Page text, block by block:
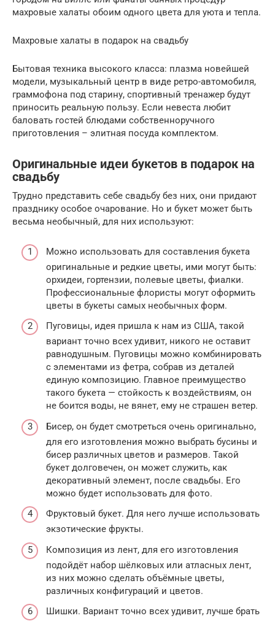
махровые халаты обоим одного цвета для уюта и тепла.
Махровые халаты в подарок на свадьбу
Бытовая техника высокого класса: плазма новейшей
модели, музыкальный центр в виде ретро-автомобиля,
граммофона под старину, спортивный тренажер будут
приносить реальную пользу. Если невеста любит
баловать гостей блюдами собственноручного
приготовления – элитная посуда комплектом.
Оригинальные идеи букетов в подарок на
свадьбу
Трудно представить себе свадьбу без них, они придают
празднику особое очарование. Но и букет может быть
весьма необычный, для них используют:
Можно использовать для составления букета
оригинальные и редкие цветы, ими могут быть:
орхидеи, гортензии, полевые цветы, фиалки.
Профессиональные флористы могут оформить
цветы в букеты самых необычных форм.
Пуговицы, идея пришла к нам из США, такой
вариант точно всех удивит, никого не оставит
равнодушным. Пуговицы можно комбинировать
с элементами из фетра, собрав из деталей
единую композицию. Главное преимущество
такого букета — стойкость к воздействиям, он
не боится воды, не вянет, ему не страшен ветер.
Бисер, он будет смотреться очень оригинально,
для его изготовления можно выбрать бусины и
бисер различных цветов и размеров. Такой
букет долговечен, он может служить, как
декоративный элемент, после свадьбы. Его
можно будет использовать для фото.
Фруктовый букет. Для него лучше использовать
экзотические фрукты.
Композиция из лент, для его изготовления
подойдёт набор шёлковых или атласных лент,
из них можно сделать объёмные цветы,
различных конфигураций и цветов.
Шишки. Вариант точно всех удивит, лучше брать